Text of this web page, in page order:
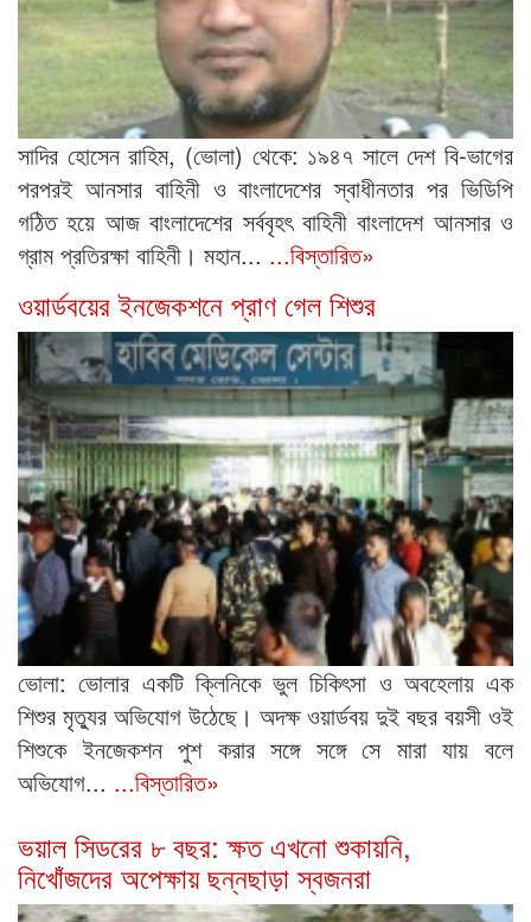
সাদির হোসেন রাহিম, (ভোলা) থেকে: ১৯৪৭ সালে দেশ বি-ভাগের
পরপরই আনসার বাহিনী ও বাংলাদেশের স্বাধীনতার পর ভিডিপি
গঠিত হয়ে আজ বাংলাদেশের সর্ববৃহৎ বাহিনী বাংলাদেশ আনসার ও
গ্রাম প্রতিরক্ষা বাহিনী। মহান... ...বিস্তারিত»
ওয়ার্ডবয়ের ইনজেকশনে প্রাণ গেল শিশুর
ভোলা: ভোলার একটি ক্লিনিকে ভুল চিকিৎসা ও অবহেলায় এক
শিশুর মৃত্যুর অভিযোগ উঠেছে। অদক্ষ ওয়ার্ডবয় দুই বছর বয়সী ওই
শিশুকে ইনজেকশন পুশ করার সঙ্গে সঙ্গে সে মারা যায় বলে
অভিযোগ... ...বিস্তারিত»
ভয়াল সিডরের ৮ বছর: ক্ষত এখনো শুকায়নি,
নিখোঁজদের অপেক্ষায় ছন্নছাড়া স্বজনরা